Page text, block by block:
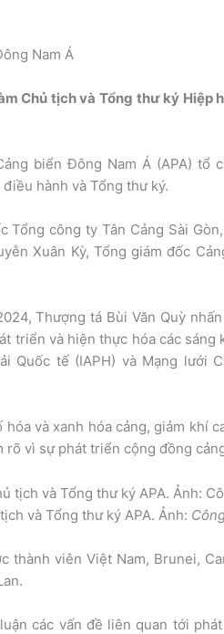
Nam Á
Chủ tịch và Tổng thư ký Hiệp
biển Đông Nam Á (APA) tổ
hành và Tổng thư ký.
Tổng công ty Tân Cảng Sài
Xuân Kỳ, Tổng giám đốc
Thượng tá Bùi Văn Quỳ
triển và hiện thực hóa các sáng
Quốc tế (IAPH) và Mạng lưới
và xanh hóa cảng, giảm khí
vì sự phát triển cộng đồng
và Tổng thư ký APA. Ảnh:
thành viên Việt Nam, Brunei,
các vấn đề liên quan tới